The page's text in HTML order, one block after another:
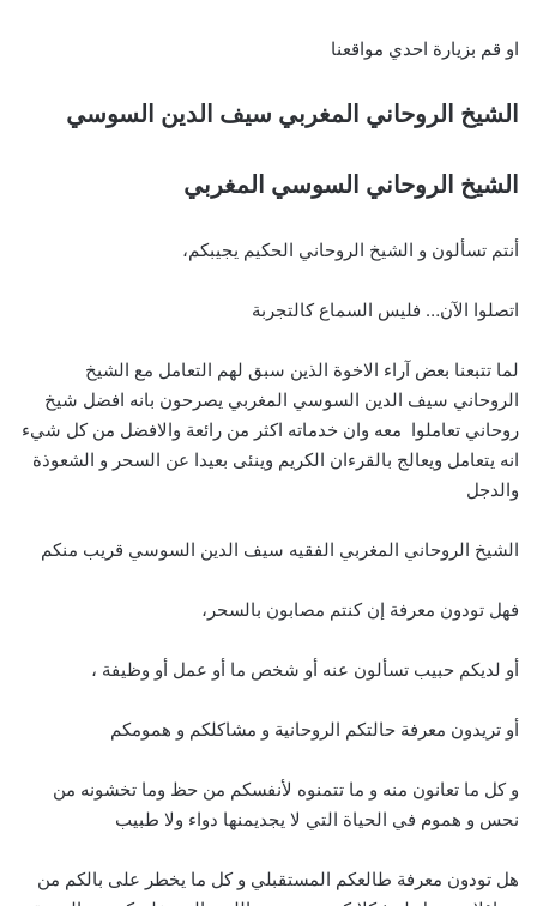
او قم بزيارة احدي مواقعنا
الشيخ الروحاني المغربي سيف الدين السوسي
الشيخ الروحاني السوسي المغربي
أنتم تسألون و الشيخ الروحاني الحكيم يجيبكم،
اتصلوا الآن… فليس السماع كالتجربة
لما تتبعنا بعض آراء الاخوة الذين سبق لهم التعامل مع الشيخ
الروحاني سيف الدين السوسي المغربي يصرحون بانه افضل شيخ
روحاني تعاملوا معه وان خدماته اكثر من رائعة والافضل من كل شيء
انه يتعامل ويعالج بالقرءان الكريم وينئى بعيدا عن السحر و الشعوذة
والدجل
الشيخ الروحاني المغربي الفقيه سيف الدين السوسي قريب منكم
فهل تودون معرفة إن كنتم مصابون بالسحر،
أو لديكم حبيب تسألون عنه أو شخص ما أو عمل أو وظيفة ،
أو تريدون معرفة حالتكم الروحانية و مشاكلكم و همومكم
و كل ما تعانون منه و ما تتمنوه لأنفسكم من حظ وما تخشونه من
نحس و هموم في الحياة التي لا يجديمنها دواء ولا طبيب
هل تودون معرفة طالعكم المستقبلي و كل ما يخطر على بالكم من